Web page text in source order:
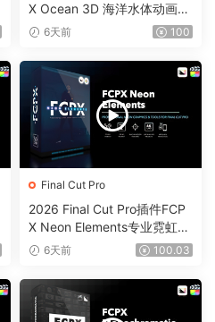
X Ocean 3D 海洋水体动画反
射颜色工具0202
6天前 100
Final Cut Pro
2026 Final Cut Pro插件FCP
X Neon Elements专业霓虹元
素效果工具0200
6天前 100.03